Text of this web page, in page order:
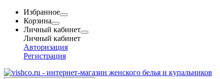
Избранное
Корзина
Личный кабинет
Личный кабинет
Авторизация
Регистрация